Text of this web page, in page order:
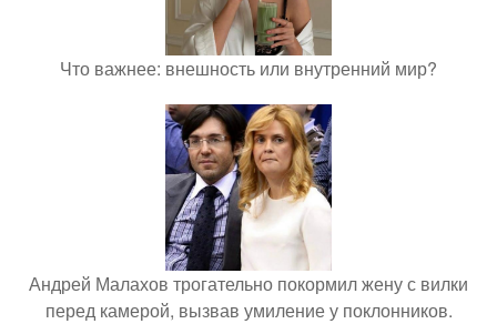
Что важнее: внешность или внутренний мир?
Андрей Малахов трогательно покормил жену с вилки
перед камерой, вызвав умиление у поклонников.